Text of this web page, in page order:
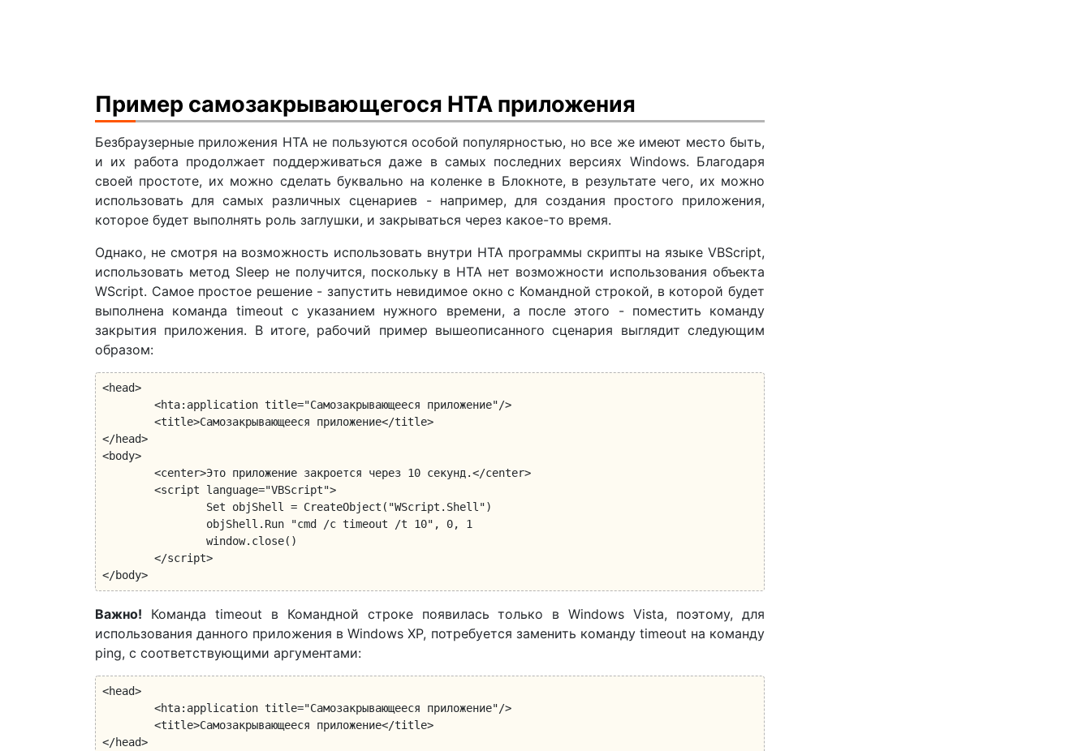
Пример самозакрывающегося HTA приложения
Безбраузерные приложения HTA не пользуются особой популярностью, но все же имеют место быть,
и их работа продолжает поддерживаться даже в самых последних версиях Windows. Благодаря
своей простоте, их можно сделать буквально на коленке в Блокноте, в результате чего, их можно
использовать для самых различных сценариев - например, для создания простого приложения,
которое будет выполнять роль заглушки, и закрываться через какое-то время.
Однако, не смотря на возможность использовать внутри HTA программы скрипты на языке VBScript,
использовать метод Sleep не получится, поскольку в HTA нет возможности использования объекта
WScript. Самое простое решение - запустить невидимое окно с Командной строкой, в которой будет
выполнена команда timeout с указанием нужного времени, а после этого - поместить команду
закрытия приложения. В итоге, рабочий пример вышеописанного сценария выглядит следующим
образом:
<head>
</head>
<body>
</body>
Важно! Команда timeout в Командной строке появилась только в Windows Vista, поэтому, для
использования данного приложения в Windows XP, потребуется заменить команду timeout на команду
ping, с соответствующими аргументами:
<head>
</head>